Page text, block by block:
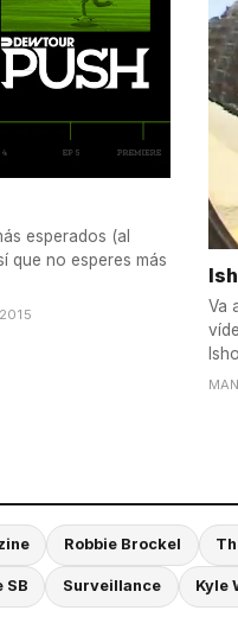
esperados (al
que no esperes más
Va
Robbie Brockel
SB Surveillance Kyle